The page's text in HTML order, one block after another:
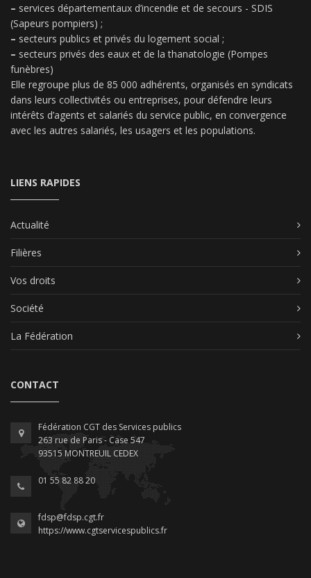
– services départementaux d’incendie et de secours - SDIS
(Sapeurs pompiers) ;
– secteurs publics et privés du logement social ;
– secteurs privés des eaux et de la thanatologie (Pompes
funèbres)
Elle regroupe plus de 85 000 adhérents, organisés en syndicats
dans leurs collectivités ou entreprises, pour défendre leurs
intérêts d’agents et salariés du service public, en convergence
avec les autres salariés, les usagers et les populations.
LIENS RAPIDES
Actualité
Filières
Vos droits
Société
La Fédération
CONTACT
Fédération CGT des Services publics
263 rue de Paris - Case 547
93515 MONTREUIL CEDEX
01 55 82 88 20
fdsp@fdsp.cgt.fr
https://www.cgtservicespublics.fr